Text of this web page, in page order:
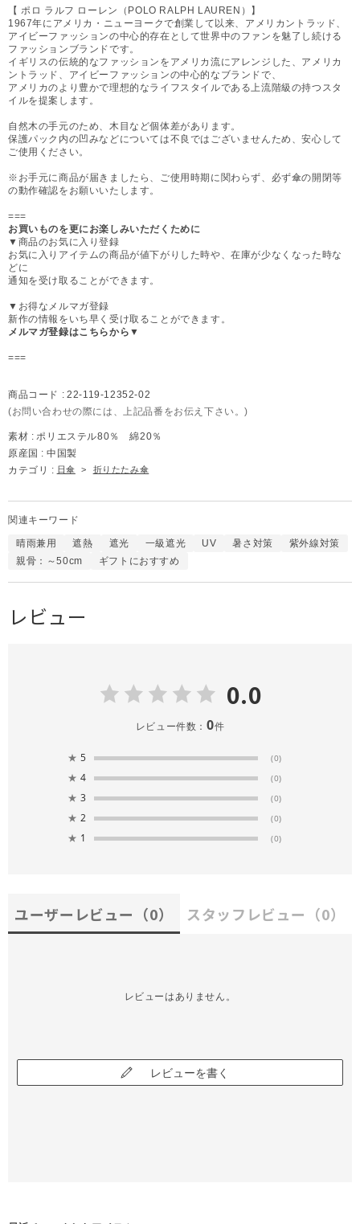
【 ポロ ラルフ ローレン（POLO RALPH LAUREN）】
1967年にアメリカ・ニューヨークで創業して以来、アメリカントラッド、
アイビーファッションの中心的存在として世界中のファンを魅了し続ける
ファッションブランドです。
イギリスの伝統的なファッションをアメリカ流にアレンジした、アメリカ
ントラッド、アイビーファッションの中心的なブランドで、
アメリカのより豊かで理想的なライフスタイルである上流階級の持つスタ
イルを提案します。
自然木の手元のため、木目など個体差があります。
保護パック内の凹みなどについては不良ではございませんため、安心して
ご使用ください。
※お手元に商品が届きましたら、ご使用時期に関わらず、必ず傘の開閉等
の動作確認をお願いいたします。
===
お買いものを更にお楽しみいただくために
▼商品のお気に入り登録
お気に入りアイテムの商品が値下がりした時や、在庫が少なくなった時な
どに
通知を受け取ることができます。
▼お得なメルマガ登録
新作の情報をいち早く受け取ることができます。
メルマガ登録はこちらから▼
===
商品コード : 22-119-12352-02
(お問い合わせの際には、上記品番をお伝え下さい。)
素材 : ポリエステル80％ 綿20％
原産国 : 中国製
カテゴリ : 日傘 > 折りたたみ傘
関連キーワード
晴雨兼用 遮熱 遮光 一級遮光 UV 暑さ対策
紫外線対策
親骨：～50cm
ギフトにおすすめ
レビュー
0.0
レビュー件数： 0件
★ 5 (0)
★ 4 (0)
★ 3 (0)
★ 2 (0)
★ 1 (0)
ユーザーレビュー （0） スタッフレビュー （0）
レビューはありません。
レビューを書く